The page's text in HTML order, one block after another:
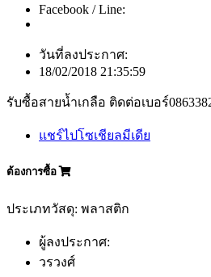
Facebook / Line:
วันที่ลงประกาศ:
18/02/2018 21:35:59
รับซื้อสายน้ำเกลือ ติดต่อเบอร์
แชร์ไปโซเชียลมีเดีย
ต้องการซื้อ
ประเภทวัสดุ: พลาสติก
ผู้ลงประกาศ:
วรวงศ์